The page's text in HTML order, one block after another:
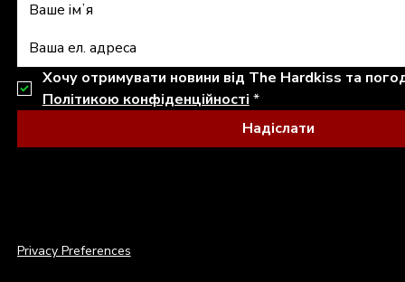
Політикою конфіденційності *
Надіслати
Privacy Preferences